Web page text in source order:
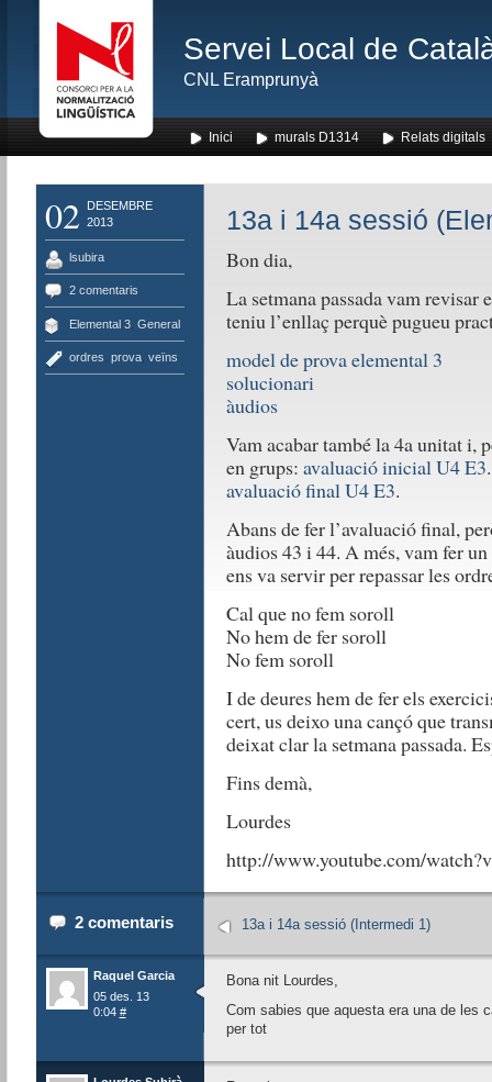
Servei Local de
CNL Eramprunyà
Inici murals D1314 Relats digitals
02
DESEMBRE
2013
lsubira
2 comentaris
Elemental 3, General
ordres prova, veïns
13a i 14a sessió
Bon dia,
La setmana passada vam revisar
teniu l’enllaç perquè pugueu
model de prova elemental 3
solucionari
àudios
Vam acabar també la 4a unitat i,
en grups: avaluació inicial U4 E3
avaluació final U4 E3.
Abans de fer l’avaluació final,
àudios 43 i 44. A més, vam fer
ens va servir per repassar les
Cal que no fem soroll
No hem de fer soroll
No fem soroll
I de deures hem de fer els
cert, us deixo una cançó que
deixat clar la setmana passada.
Fins demà,
Lourdes
http://www.youtube.com/
2 comentaris 13a i 14a sessió (Intermedi 1)
Raquel Garcia
05 des. 13
0:04 #
Bona nit Lourdes,
Com sabies que aquesta era una de les
per tot